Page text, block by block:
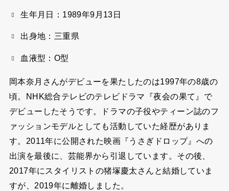
生年月日：1989年9月13日
出身地：三重県
血液型：O型
岡本奈月さんがデビューを果たしたのは1997年の8歳の
頃。NHK総合テレビのテレビドラマ『夜会の果て』で
デビューしたそうです。ドラマの子役やティーン誌のフ
ァッションモデルとしても活動していた経歴がありま
す。2011年に公開された映画『うさぎドロップ』への
出演を最後に、芸能界から引退しています。その後、
2017年にスタイリストの猪塚慶太さんと結婚していま
すが、2019年に離婚しました。